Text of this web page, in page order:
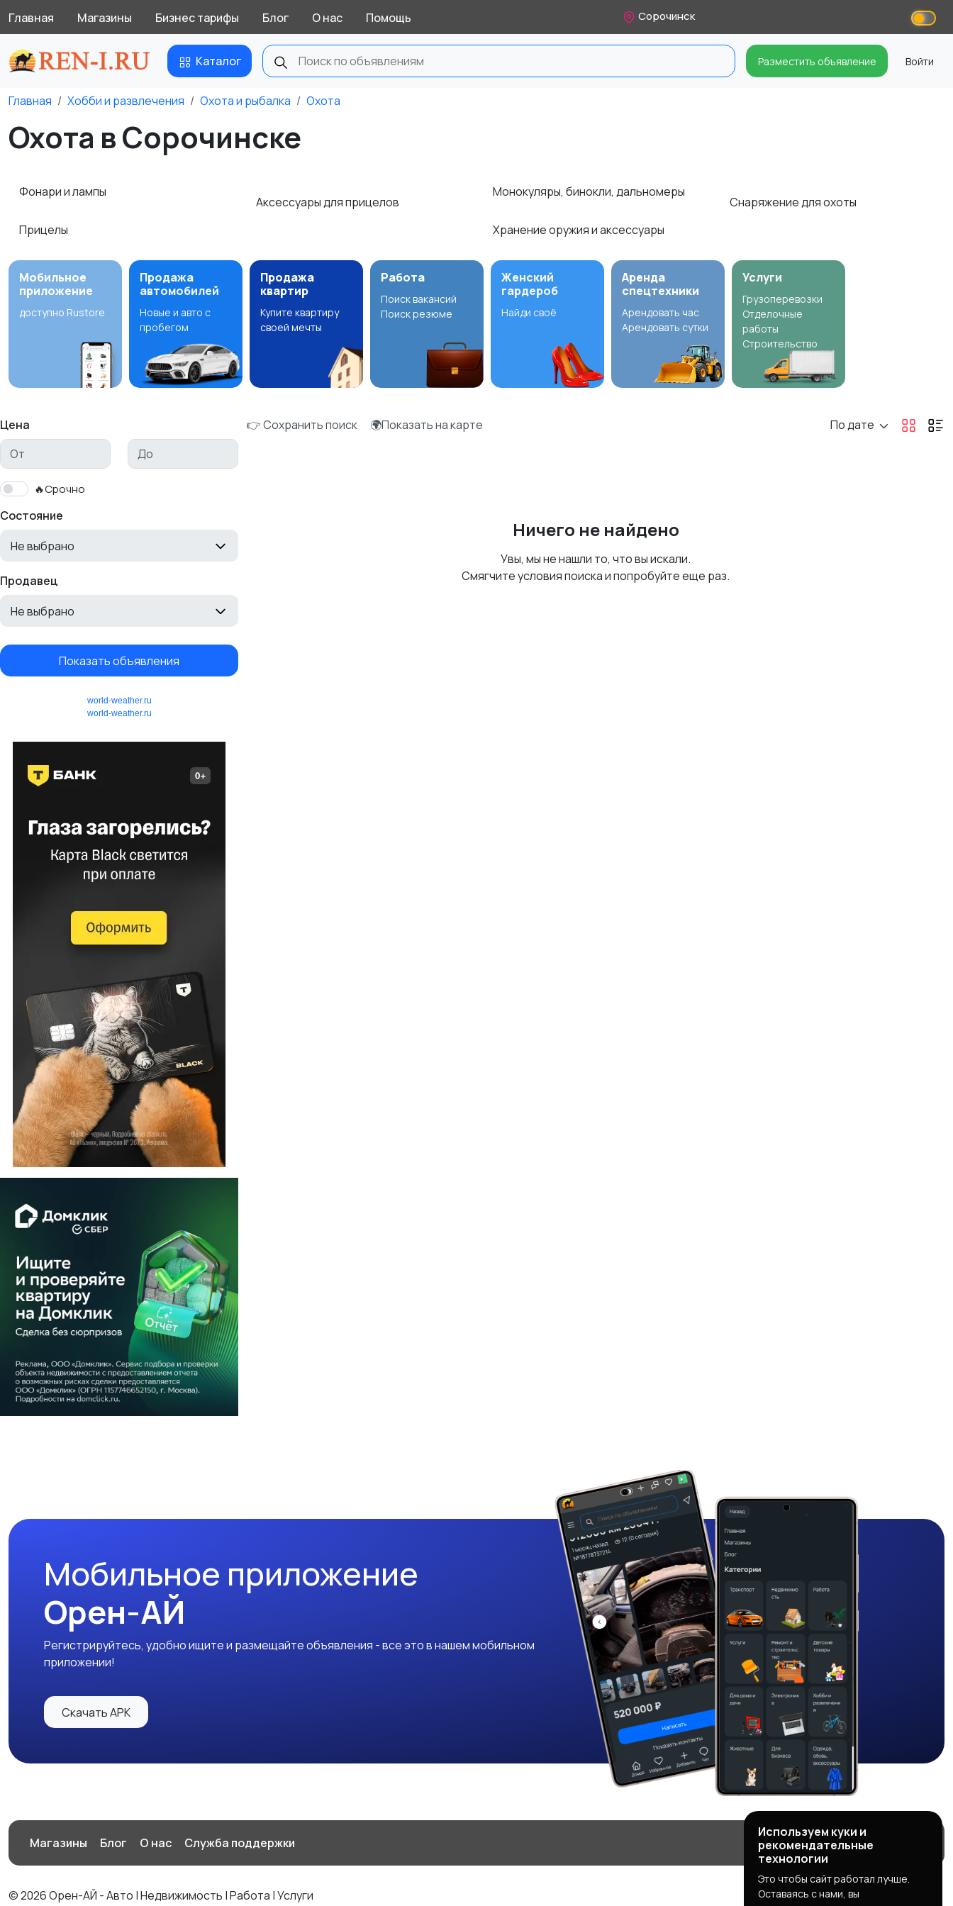
Главная Магазины Бизнес тарифы Блог О нас Помощь Сорочинск
Каталог Разместить объявление Войти
Главная Хобби и развлечения Охота и рыбалка Охота
Охота в Сорочинске
Фонари и лампы
Прицелы
Аксессуары для прицелов
Монокуляры, бинокли, дальномеры
Хранение оружия и аксессуары
Снаряжение для охоты
Мобильное
приложение
доступно Rustore
Продажа
автомобилей
Новые и авто с
пробегом
Продажа
квартир
Купите квартиру
своей мечты
Работа
Поиск вакансий
Поиск резюме
Женский
гардероб
Найди своё
Аренда
спецтехники
Арендовать час
Арендовать сутки
Услуги
Грузоперевозки
Отделочные
работы
Строительство
Цена
🔥Срочно
Состояние
Не выбрано
Продавец
Не выбрано
Показать объявления
world-weather.ru
world-weather.ru
👉 Сохранить поиск 🌍Показать на карте По дате
Ничего не найдено
Увы, мы не нашли то, что вы искали.
Смягчите условия поиска и попробуйте еще раз.
Мобильное приложение
Орен-АЙ
Регистрируйтесь, удобно ищите и размещайте объявления - все это в нашем мобильном
приложении!
Скачать APK
Магазины Блог О нас Служба поддержки
© 2026 Орен-АЙ - Авто | Недвижимость | Работа | Услуги
Используем куки и
рекомендательные
технологии
Это чтобы сайт работал лучше.
Оставаясь с нами, вы